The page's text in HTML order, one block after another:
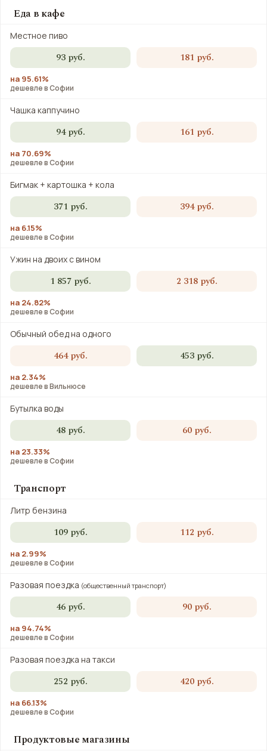
Еда в кафе
Местное пиво
93 руб. 181 руб.
на 95.61%
дешевле в Софии
Чашка каппучино
94 руб. 161 руб.
на 70.69%
дешевле в Софии
Бигмак + картошка + кола
371 руб. 394 руб.
на 6.15%
дешевле в Софии
Ужин на двоих с вином
1 857 руб. 2 318 руб.
на 24.82%
дешевле в Софии
Обычный обед на одного
464 руб. 453 руб.
на 2.34%
дешевле в Вильнюсе
Бутылка воды
48 руб. 60 руб.
на 23.33%
дешевле в Софии
Транспорт
Литр бензина
109 руб. 112 руб.
на 2.99%
дешевле в Софии
Разовая поездка (общественный транспорт)
46 руб. 90 руб.
на 94.74%
дешевле в Софии
Разовая поездка на такси
252 руб. 420 руб.
на 66.13%
дешевле в Софии
Продуктовые магазины